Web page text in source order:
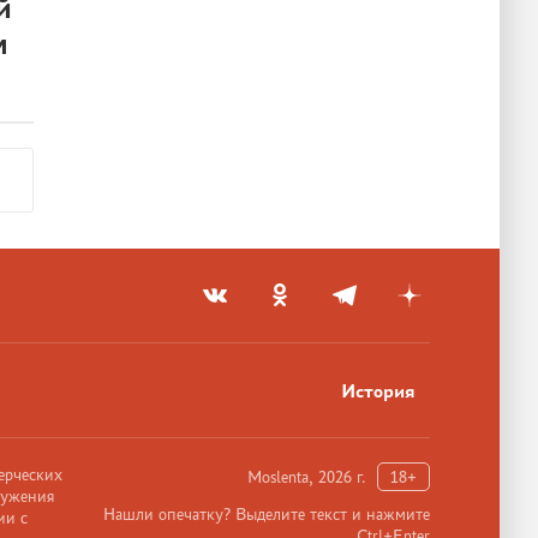
История
Moslenta, 2026 г.
18+
Нашли опечатку? Выделите текст и нажмите
с